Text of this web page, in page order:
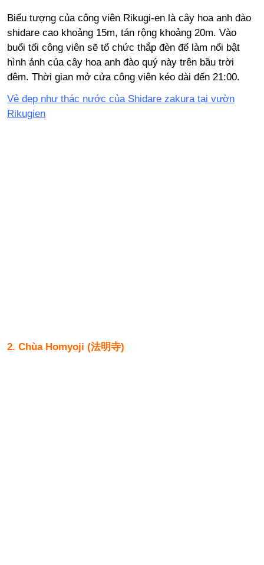
Biểu tượng của công viên Rikugi-en là cây hoa anh đào
shidare cao khoảng 15m, tán rộng khoảng 20m. Vào
buổi tối công viên sẽ tổ chức thắp đèn để làm nổi bật
hình ảnh của cây hoa anh đào quý này trên bầu trời
đêm. Thời gian mở cửa công viên kéo dài đến 21:00.
Vẻ đẹp như thác nước của Shidare zakura tại vườn
Rikugien
2. Chùa Homyoji (法明寺)